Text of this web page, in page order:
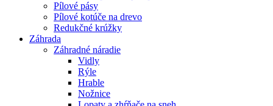
Pílové pásy
Pílové kotúče na drevo
Redukčné krúžky
Záhrada
Záhradné náradie
Vidly
Rýle
Hrable
Nožnice